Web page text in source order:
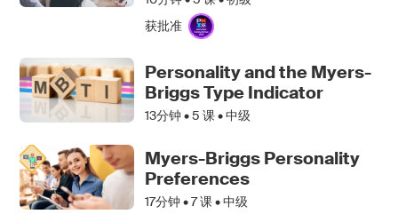
获批准
Personality and the Myers-
Briggs Type Indicator
13分钟 •5 课 • 中级
Myers-Briggs Personality
Preferences
17分钟 •7课 • 中级